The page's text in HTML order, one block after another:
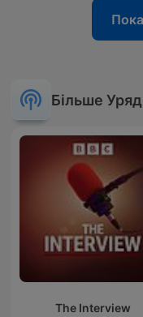
Більше
The Interview